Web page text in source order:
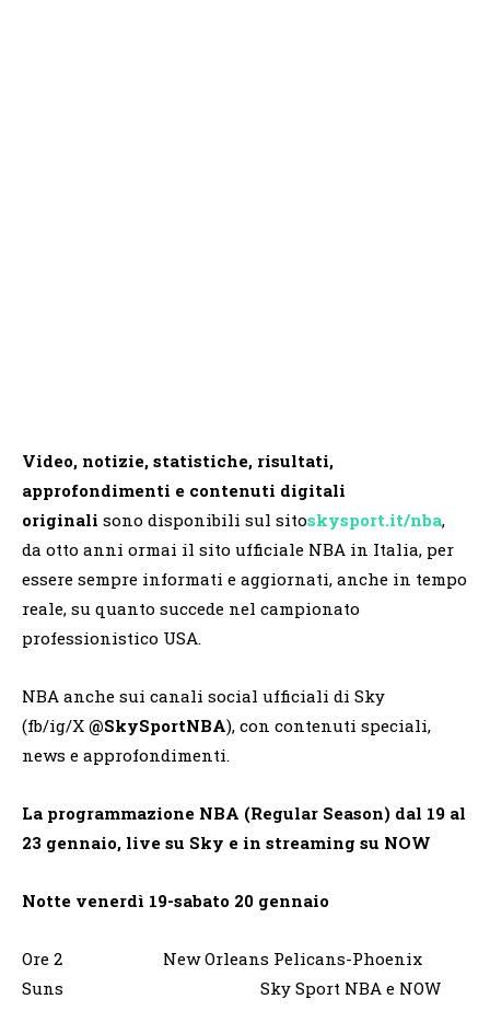
Video, notizie, statistiche, risultati,
approfondimenti e contenuti digitali
originali sono disponibili sul sitoskysport.it/nba,
da otto anni ormai il sito ufficiale NBA in Italia, per
essere sempre informati e aggiornati, anche in tempo
reale, su quanto succede nel campionato
professionistico USA.
NBA anche sui canali social ufficiali di Sky
(fb/ig/X @SkySportNBA), con contenuti speciali,
news e approfondimenti.
La programmazione NBA (Regular Season) dal 19 al
23 gennaio, live su Sky e in streaming su NOW
Notte venerdì 19-sabato 20 gennaio
Ore 2 New Orleans Pelicans-Phoenix
Suns Sky Sport NBA e NOW